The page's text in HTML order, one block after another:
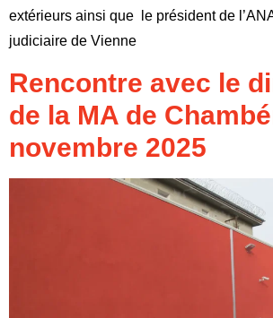
extérieurs ainsi que le président de
judiciaire de Vienne
Rencontre avec le
de la MA de
novembre 2025